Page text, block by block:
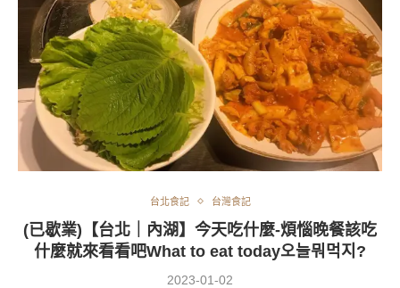
台北食記 台灣食記
(已歇業)【台北｜內湖】今天吃什麼-煩惱晚餐該吃
什麼就來看看吧What to eat today오늘뭐먹지?
2023-01-02